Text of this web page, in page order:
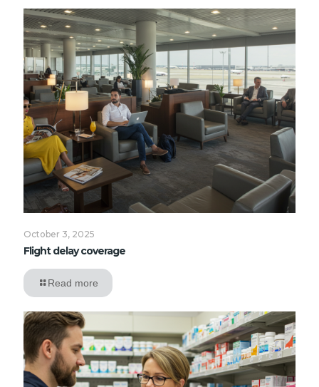
October 3, 2025
Flight delay coverage
Read more